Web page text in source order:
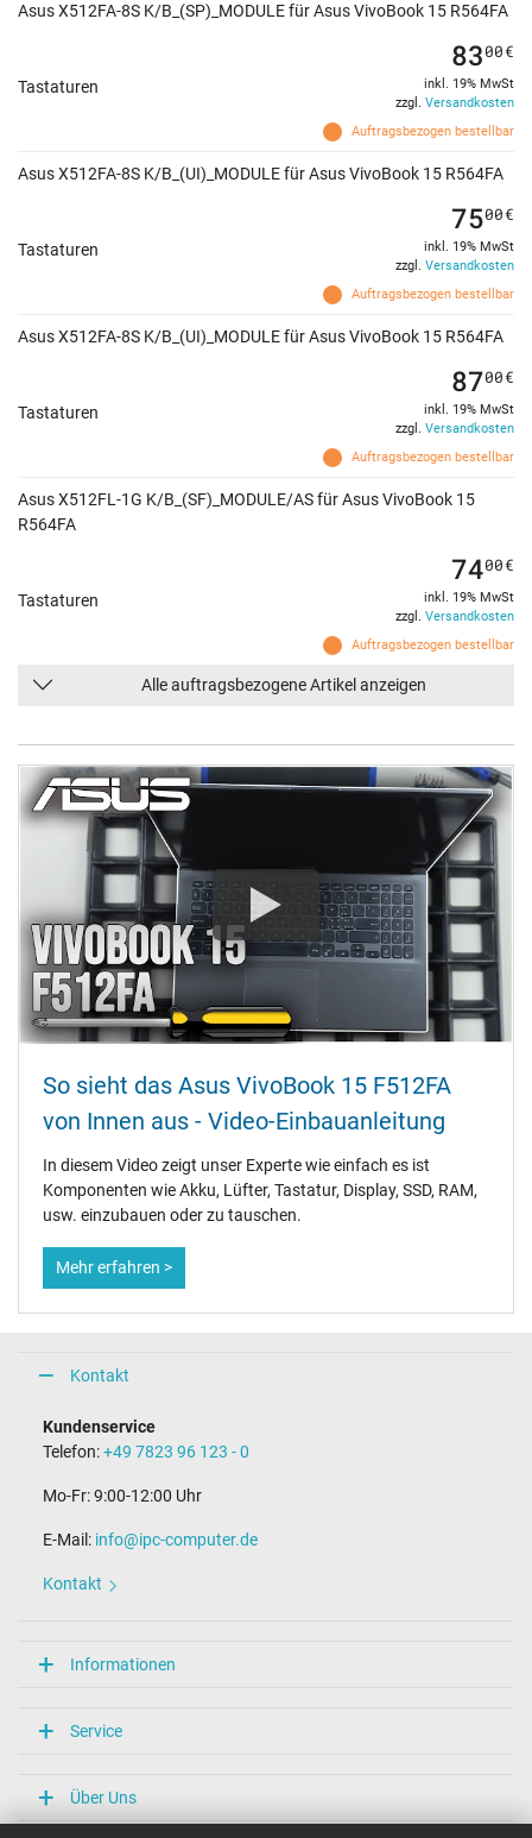
Asus X512FA-8S K/B_(SP)_MODULE für Asus VivoBook 15 R564FA
Tastaturen
Auftragsbezogen bestellbar
8300€
inkl. 19% MwSt
zzgl. Versandkosten
Asus X512FA-8S K/B_(UI)_MODULE für Asus VivoBook 15 R564FA
Tastaturen
Auftragsbezogen bestellbar
7500€
inkl. 19% MwSt
zzgl. Versandkosten
Asus X512FA-8S K/B_(UI)_MODULE für Asus VivoBook 15 R564FA
Tastaturen
Auftragsbezogen bestellbar
8700€
inkl. 19% MwSt
zzgl. Versandkosten
Asus X512FL-1G K/B_(SF)_MODULE/AS für Asus VivoBook 15
R564FA
Tastaturen
Auftragsbezogen bestellbar
7400€
inkl. 19% MwSt
zzgl. Versandkosten
Alle auftragsbezogene Artikel anzeigen
So sieht das Asus VivoBook 15 F512FA
von Innen aus - Video-Einbauanleitung
In diesem Video zeigt unser Experte wie einfach es ist
Komponenten wie Akku, Lüfter, Tastatur, Display, SSD, RAM,
usw. einzubauen oder zu tauschen.
Mehr erfahren >
Kontakt
Kundenservice
Telefon:+49 7823 96 123 - 0
Mo-Fr: 9:00-12:00 Uhr
E-Mail: info@ipc-computer.de
Kontakt
Informationen
Service
Über Uns